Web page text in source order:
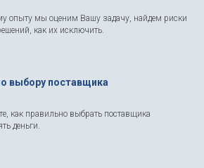
опыту мы оценим Вашу задачу, найдем риски
как их исключить.
выбору поставщика
как правильно выбрать поставщика
деньги.